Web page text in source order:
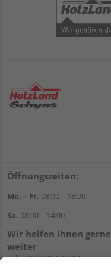
Öffnungszeiten:
Mo. – Fr. 08:00 – 18:00
Sa. 08:00 – 14:00
Wir helfen Ihnen gerne
weiter
Tel.:+49 2241 176014